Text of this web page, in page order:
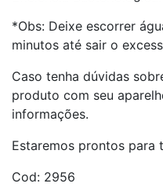
*Obs: Deixe escorrer
minutos até sair o
Caso tenha dúvidas
produto com seu
informações.
Estaremos prontos para
Cod: 2956